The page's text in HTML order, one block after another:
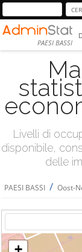
PAESI BASSI
Livelli di
disponibile,
delle
PAESI BASSI / Oost-